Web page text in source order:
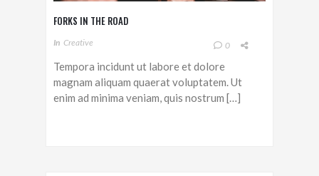
FORKS IN THE ROAD
In Creative 0
Tempora incidunt ut labore et dolore
magnam aliquam quaerat voluptatem. Ut
enim ad minima veniam, quis nostrum […]